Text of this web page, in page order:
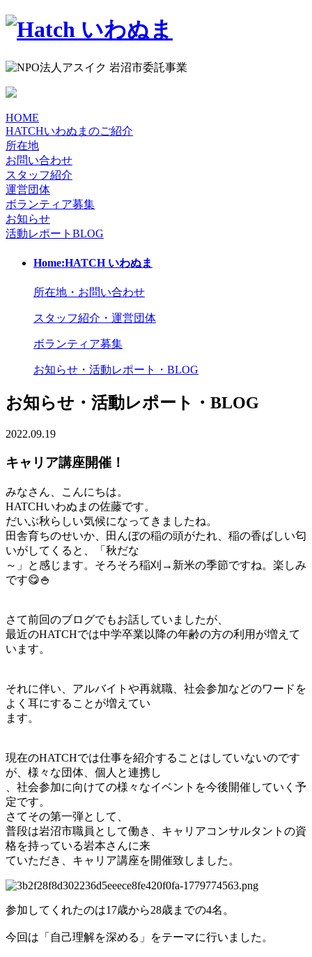
HOME
HATCHいわぬまのご紹介
所在地
お問い合わせ
スタッフ紹介
運営団体
ボランティア募集
お知らせ
活動レポート BLOG
Home:HATCH いわぬま
所在地・お問い合わせ
スタッフ紹介・運営団体
ボランティア募集
お知らせ・活動レポート・BLOG
お知らせ・活動レポート・BLOG
2022.09.19
キャリア講座開催！
みなさん、こんにちは。
HATCHいわぬまの佐藤です。
だいぶ秋らしい気候になってきましたね。
田舎育ちのせいか、田んぼの稲の頭がたれ、稲の香ばしい匂
いがしてくると、「秋だな
～」と感じます。そろそろ稲刈→新米の季節ですね。楽しみ
です😋🍚
さて前回のブログでもお話していましたが、
最近のHATCHでは中学卒業以降の年齢の方の利用が増えて
います。
それに伴い、アルバイトや再就職、社会参加などのワードを
よく耳にすることが増えてい
ます。
現在のHATCHでは仕事を紹介することはしていないのです
が、様々な団体、個人と連携し
、社会参加に向けての様々なイベントを今後開催していく予
定です。
さてその第一弾として、
普段は岩沼市職員として働き、キャリアコンサルタントの資
格を持っている岩本さんに来
ていただき、キャリア講座を開催致しました。
参加してくれたのは17歳から28歳までの4名。
今回は「自己理解を深める」をテーマに行いました。